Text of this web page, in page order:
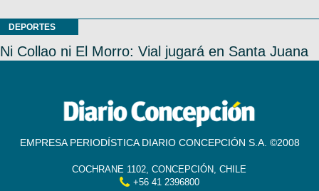
DEPORTES
Ni Collao ni El Morro: Vial jugará en Santa Juana
EMPRESA PERIODÍSTICA DIARIO CONCEPCIÓN S.A. ©2008
COCHRANE 1102, CONCEPCIÓN, CHILE
+56 41 2396800